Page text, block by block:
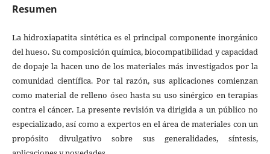
Resumen
La hidroxiapatita sintética es el principal componente inorgánico
del hueso. Su composición química, biocompatibilidad y capacidad
de dopaje la hacen uno de los materiales más investigados por la
comunidad científica. Por tal razón, sus aplicaciones comienzan
como material de relleno óseo hasta su uso sinérgico en terapias
contra el cáncer. La presente revisión va dirigida a un público no
especializado, así como a expertos en el área de materiales con un
propósito divulgativo sobre sus generalidades, síntesis,